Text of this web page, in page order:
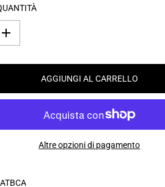
A
u
e
a
r
a
i
AGGIUNGI AL CARRELLO
Altre opzioni di pagamento